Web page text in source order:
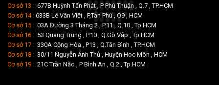
Cơ sở 13 : 677B Huỳnh Tấn Phát , P Phú Thuận , Q.7 , TP.HCM
Cơ sở 14 : 633B Lê Văn Việt , P,Tân Phú , Q9 , HCM
Cơ sở 15 : 03A Đường 3 Tháng 2 , P.11 , Q.10 , Tp.HCM
Cơ sở 16 : 53 Quang Trung , P.10 , Q.Gò Vấp , Tp.HCM
Cơ sở 17 : 330A Cộng Hòa , P13 , Q.Tân Bình , TP.HCM
Cơ sở 18 : 30/11 Nguyễn Ảnh Thủ , Huyện Hoc Môn , HCM
Cơ sở 19 : 21C Trần Não , P Bình An , Q.2 , Tp.HCM